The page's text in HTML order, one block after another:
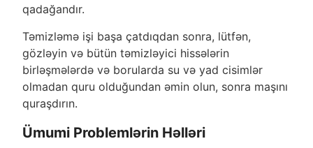
qadağandır.
Təmizləmə işi başa çatdıqdan sonra, lütfən,
gözləyin və bütün təmizləyici hissələrin
birləşmələrdə və borularda su və yad cisimlər
olmadan quru olduğundan əmin olun, sonra maşını
quraşdırın.
Ümumi Problemlərin Həlləri